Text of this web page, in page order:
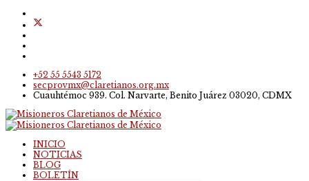
+52 55 5543 5172
secprovmx@claretianos.org.mx
Cuauhtémoc 939. Col. Narvarte, Benito Juárez 03020, CDMX
INICIO
NOTICIAS
BLOG
BOLETÍN